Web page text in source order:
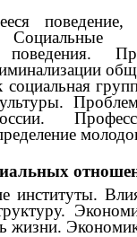
поведения.
институты.
жизни.